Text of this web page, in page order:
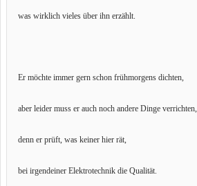
was wirklich vieles über ihn erzählt.
Er möchte immer gern schon frühmorgens dichten,
aber leider muss er auch noch andere Dinge verrichten,
denn er prüft, was keiner hier rät,
bei irgendeiner Elektrotechnik die Qualität.